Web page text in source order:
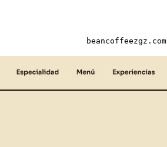
beancoffeezgz.com